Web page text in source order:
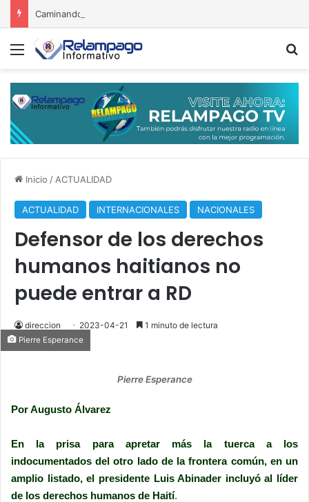
Caminando con Jesús
Menú
Inicio / ACTUALIDAD
ACTUALIDAD INTERNACIONALES NACIONALES
Defensor de los derechos
humanos haitianos no
puede entrar a RD
direccion 2023-04-21 1 minuto de lectura
Pierre Esperance
Pierre Esperance
Por Augusto Álvarez
En la prisa para apretar más la tuerca a los
indocumentados del otro lado de la frontera común, en un
amplio listado, el presidente Luis Abinader incluyó al líder
de los derechos humanos de Haití.